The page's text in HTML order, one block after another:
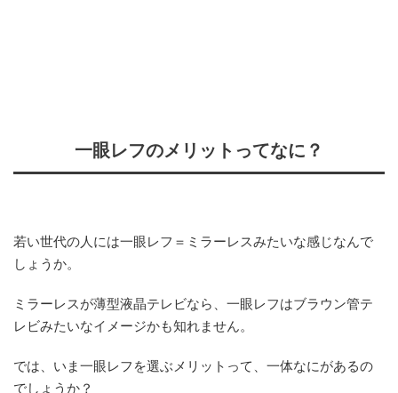
一眼レフのメリットってなに？
若い世代の人には一眼レフ＝ミラーレスみたいな感じなんで
しょうか。
ミラーレスが薄型液晶テレビなら、一眼レフはブラウン管テ
レビみたいなイメージかも知れません。
では、いま一眼レフを選ぶメリットって、一体なにがあるの
でしょうか？